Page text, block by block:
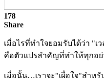
178
Share
เมื่อไรที่ทำใจยอมรับได้ว่า "เ
คือตัวแปรสำคัญที่ทำให้ทุกอย่
เมื่อนั้น…เราจะ"เผื่อใจ"สำห